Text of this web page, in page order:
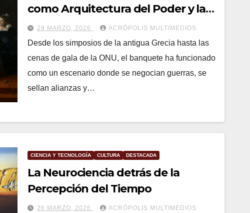
como Arquitectura del Poder y la
Identidad
29 MARZO, 2026 ACRÓPOLIS MULTIMEDIOS
Desde los simposios de la antigua Grecia hasta las
cenas de gala de la ONU, el banquete ha funcionado
como un escenario donde se negocian guerras, se
sellan alianzas y…
CIENCIA Y TECNOLOGÍA CULTURA DESTACADA
La Neurociencia detrás de la
Percepción del Tiempo
26 MARZO, 2026 ACRÓPOLIS MULTIMEDIOS